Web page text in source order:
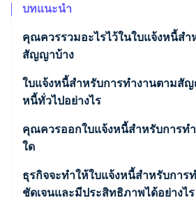
Stripe Sessions 2026
ดูว่า Stripe กำลังสร้างโครงสร้าง
AI อย่างไร
รับชมเลย
บทแนะนำ
คุณควรรวมอะไรไว้ในใบแจ้งหนี้สำ
สัญญาบ้าง
ใบแจ้งหนี้สำหรับการทำงานตามสั
หนี้ทั่วไปอย่างไร
ใบแจ้งหนี้สำหรับการทำงานตามสั
คุณควรออกใบแจ้งหนี้สำหรับการท
ใด
เมื่องานถึงระดับความคืบหน้าที่กำห
ธุรกิจจะทำให้ใบแจ้งหนี้สำหรับกา
ชัดเจนและมีประสิทธิภาพได้อย่างไร